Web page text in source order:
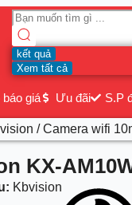
kết quả
Xem tất cả
báo giá Ưu đãi S.P
/ Camera wifi
KX-
Kbvision